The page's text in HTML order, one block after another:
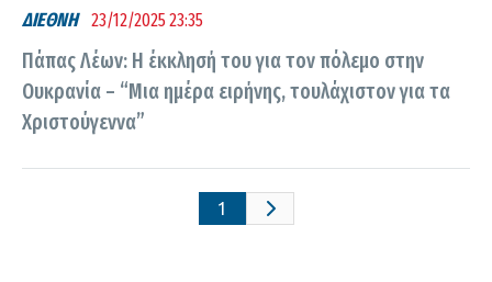
ΔΙΕΘΝΗ 23/12/2025 23:35
Πάπας Λέων: H έκκλησή του για τον πόλεμο στην
Ουκρανία – “Μια ημέρα ειρήνης, τουλάχιστον για τα
Χριστούγεννα”
1